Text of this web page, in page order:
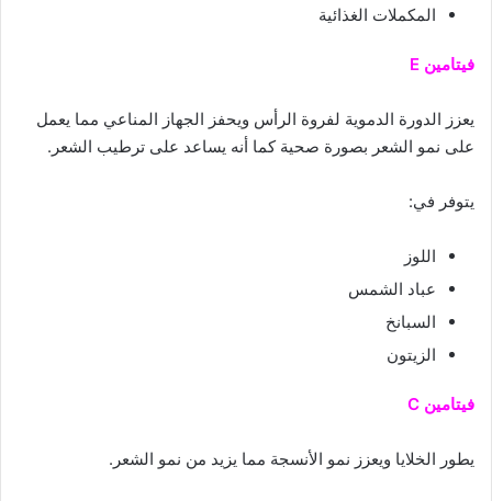
المكملات الغذائية
فيتامين E
يعزز الدورة الدموية لفروة الرأس ويحفز الجهاز المناعي مما يعمل
على نمو الشعر بصورة صحية كما أنه يساعد على ترطيب الشعر.
يتوفر في:
اللوز
عباد الشمس
السبانخ
الزيتون
فيتامين C
يطور الخلايا ويعزز نمو الأنسجة مما يزيد من نمو الشعر.